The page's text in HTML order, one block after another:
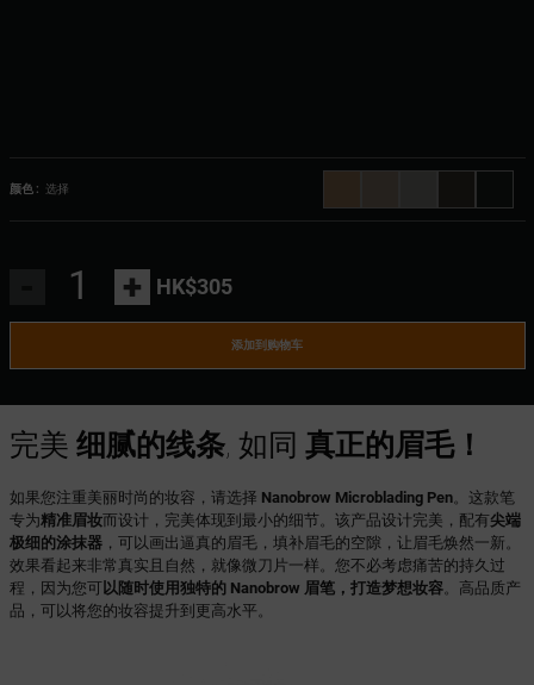
颜色 : 选择
+ HK$305
添加到购物车
完美 细腻的线条, 如同 真正的眉毛！
如果您注重美丽时尚的妆容，请选择 Nanobrow Microblading Pen。这款笔
专为精准眉妆而设计，完美体现到最小的细节。该产品设计完美，配有尖端
极细的涂抹器，可以画出逼真的眉毛，填补眉毛的空隙，让眉毛焕然一新。
效果看起来非常真实且自然，就像微刀片一样。您不必考虑痛苦的持久过
程，因为您可以随时使用独特的 Nanobrow 眉笔，打造梦想妆容。高品质产
品，可以将您的妆容提升到更高水平。